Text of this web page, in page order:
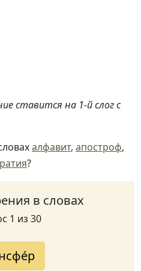
ставится на 1-й слог с
алфавит, апостроф,
?
в словах
1 из 30